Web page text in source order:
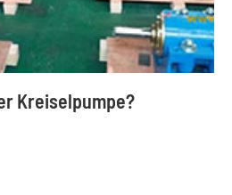
Kreiselpumpe?